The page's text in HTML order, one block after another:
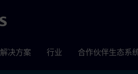
解决方案 行业 合作伙伴生态系